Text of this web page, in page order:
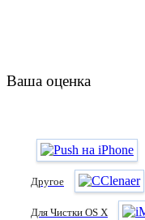
Ваша оценка
Другое
Для Чистки OS X